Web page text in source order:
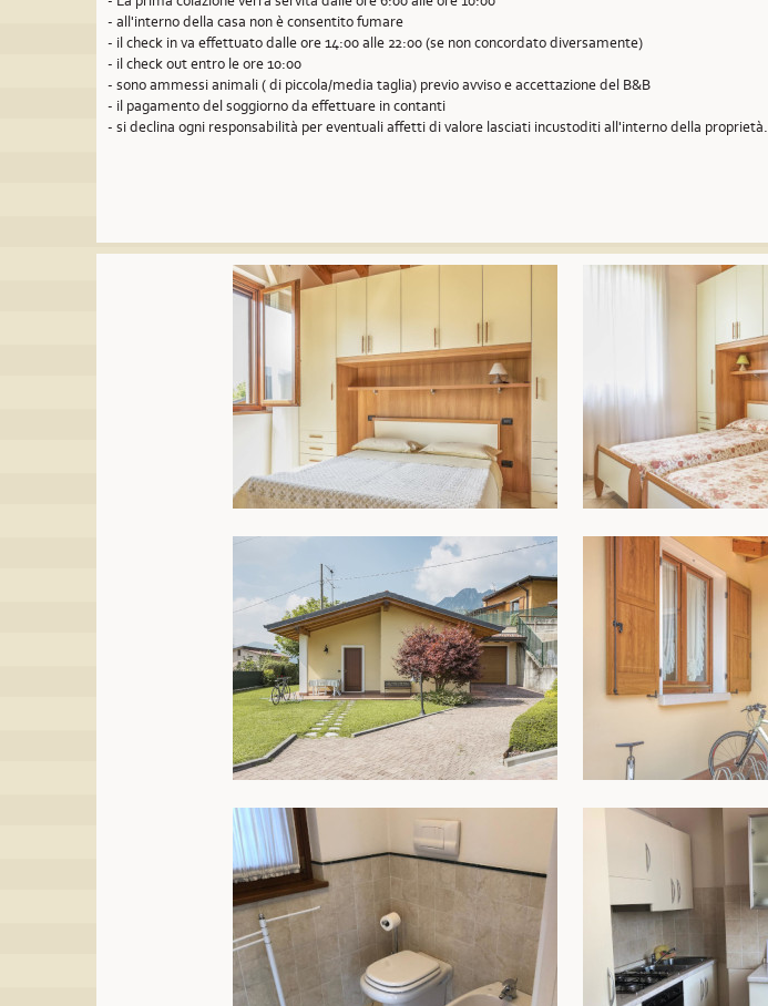
- all'interno della casa non è consentito fumare
- il check in va effettuato dalle ore 14:00 alle 22:00 (se non concordato diversamente)
- il check out entro le ore 10:00
- sono ammessi animali ( di piccola/media taglia) previo avviso e accettazione del B&B
- il pagamento del soggiorno da effettuare in contanti
- si declina ogni responsabilità per eventuali affetti di valore lasciati incustoditi all'interno della proprietà.